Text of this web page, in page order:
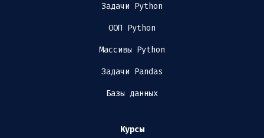
Задачи Python
ООП Python
Массивы Python
Задачи Pandas
Базы данных
Курсы